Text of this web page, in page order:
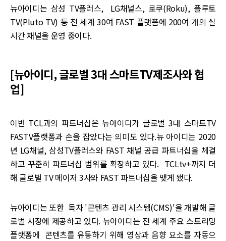
뉴아이디는 삼성 TV플러스, LG채널스, 로쿠(Roku), 플루토
TV(Pluto TV) 등 전 세계 30여 FAST 플랫폼에 200여 개의 실
시간 채널을 운영 중이다.
[뉴아이디, 글로벌 3대 스마트TV제조사와 협
업]
이번 TCL과의 파트너십은 뉴아이디가 글로벌 3대 스마트TV
FASTV플랫폼과 손을 잡았다는 의미도 있다.뉴 아이디는 2020
년 LG채널, 삼성TV플러스와 FAST 채널 공급 파트너십을 체결
하고 꾸준히 파트너십 범위를 확장하고 있다. TCLtv+까지 더
해 글로벌 TV 메이저 3사와 FAST 파트너십을 맺게 됐다.
뉴아이디는 또한 독자 '콘텐츠 관리 시스템(CMS)'을 개발해 글
로벌 시장에 제공하고 있다. 뉴아이디는 전 세계 주요 스트리밍
플랫폼에 콘텐츠를 유통하기 위해 영상과 음향 요소를 자동으